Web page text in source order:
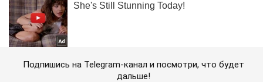
Подпишись на Telegram-канал и посмотри, что будет
дальше!